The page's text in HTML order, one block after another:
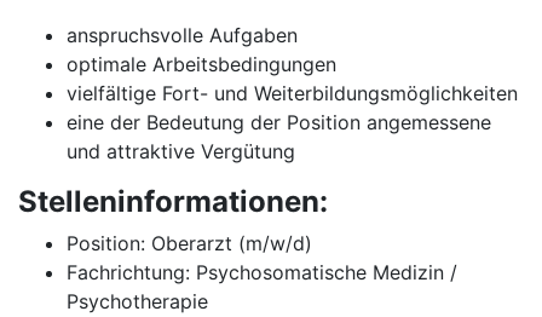
anspruchsvolle Aufgaben
optimale Arbeitsbedingungen
vielfältige Fort- und Weiterbildungsmöglichkeiten
eine der Bedeutung der Position angemessene
und attraktive Vergütung
Stelleninformationen:
Position: Oberarzt (m/w/d)
Fachrichtung: Psychosomatische Medizin /
Psychotherapie